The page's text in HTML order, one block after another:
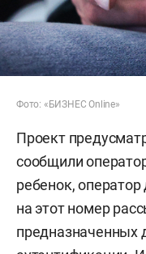
Фото: «БИЗНЕС Online»
Проект
сообщили
ребенок,
на этот номер
предназначенных